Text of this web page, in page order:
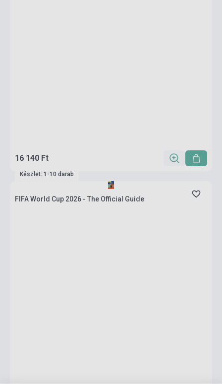
16 140 Ft
Készlet: 1-10 darab
FIFA World Cup 2026 - The Official Guide